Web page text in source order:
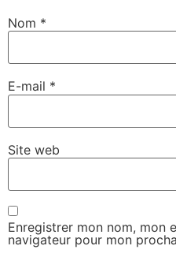
Nom *
E-mail *
Site web
Enregistrer mon nom, mon
navigateur pour mon